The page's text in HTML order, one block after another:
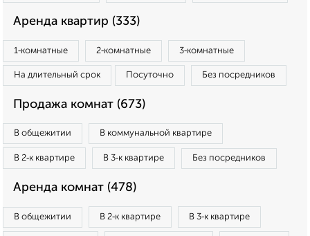
Аренда квартир (333)
1‑комнатные 2‑комнатные 3‑комнатные
На длительный срок Посуточно Без посредников
Продажа комнат (673)
В общежитии В коммунальной квартире
В 2‑к квартире В 3‑к квартире Без посредников
Аренда комнат (478)
В общежитии В 2‑к квартире В 3‑к квартире